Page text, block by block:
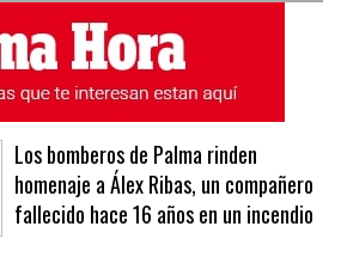
Los bomberos de Palma rinden
homenaje a Álex Ribas, un compañero
fallecido hace 16 años en un incendio